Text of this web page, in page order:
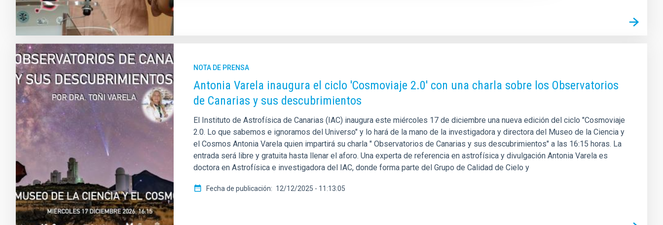
NOTA DE PRENSA
Antonia Varela inaugura el ciclo 'Cosmoviaje 2.0' con una charla sobre los Observatorios
de Canarias y sus descubrimientos
El Instituto de Astrofísica de Canarias (IAC) inaugura este miércoles 17 de diciembre una nueva edición del ciclo "Cosmoviaje
2.0. Lo que sabemos e ignoramos del Universo" y lo hará de la mano de la investigadora y directora del Museo de la Ciencia y
el Cosmos Antonia Varela quien impartirá su charla " Observatorios de Canarias y sus descubrimientos" a las 16:15 horas. La
entrada será libre y gratuita hasta llenar el aforo. Una experta de referencia en astrofísica y divulgación Antonia Varela es
doctora en Astrofísica e investigadora del IAC, donde forma parte del Grupo de Calidad de Cielo y
Fecha de publicación 12/12/2025 - 11:13:05